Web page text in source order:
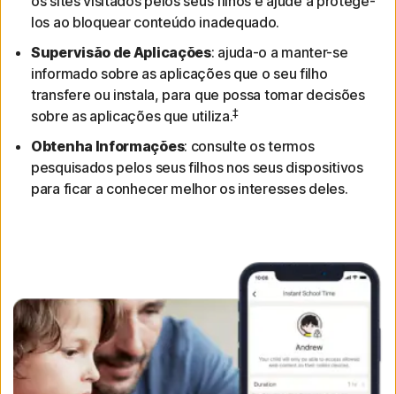
los ao bloquear conteúdo inadequado.
Supervisão de Aplicações: ajuda-o a manter-se
informado sobre as aplicações que o seu filho
transfere ou instala, para que possa tomar decisões
sobre as aplicações que utiliza.‡
Obtenha Informações: consulte os termos
pesquisados pelos seus filhos nos seus dispositivos
para ficar a conhecer melhor os interesses deles.